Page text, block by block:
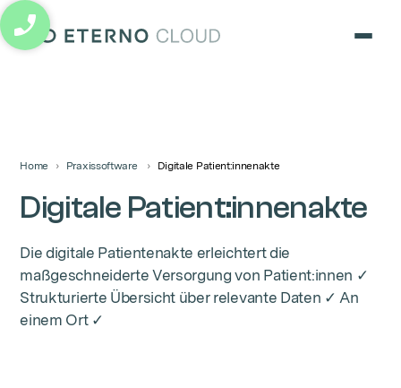
eterno cloud logo
Home Praxissoftware Digitale Patient:innenakte
Digitale Patient:innenakte
Die digitale Patientenakte erleichtert die
maßgeschneiderte Versorgung von Patient:innen ✓
Strukturierte Übersicht über relevante Daten ✓ An
einem Ort ✓